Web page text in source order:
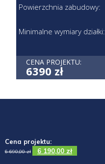
Cena projektu:
6 690,00zł 6 190,00 zł
Powierzchnia zabudowy:
Minimalne wymiary działki:
CENA PROJEKTU:
6390 zł